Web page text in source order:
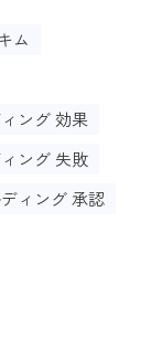
ム
ング 効果
ング 失敗
ィング 承認